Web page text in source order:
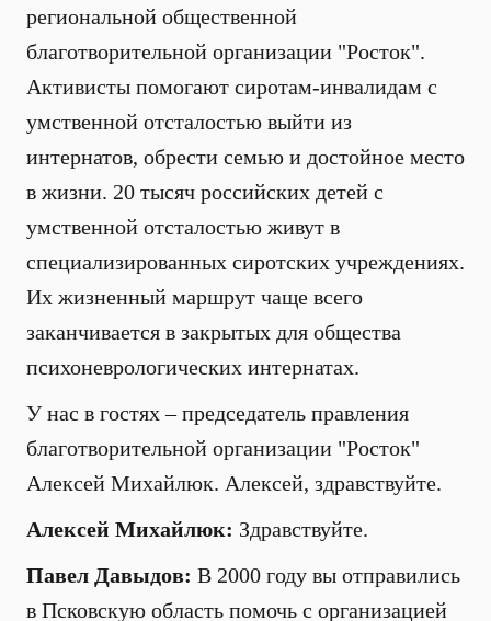
региональной общественной
благотворительной организации "Росток".
Активисты помогают сиротам-инвалидам с
умственной отсталостью выйти из
интернатов, обрести семью и достойное место
в жизни. 20 тысяч российских детей с
умственной отсталостью живут в
специализированных сиротских учреждениях.
Их жизненный маршрут чаще всего
заканчивается в закрытых для общества
психоневрологических интернатах.
У нас в гостях – председатель правления
благотворительной организации "Росток"
Алексей Михайлюк. Алексей, здравствуйте.
Алексей Михайлюк: Здравствуйте.
Павел Давыдов: В 2000 году вы отправились
в Псковскую область помочь с организацией